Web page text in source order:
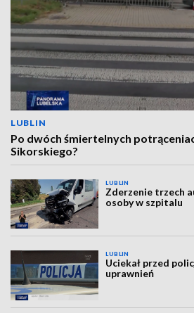
LUBLIN
Po dwóch śmiertelnych
Sikorskiego?
LUBLIN
Zderzenie trzech
osoby w szpitalu
LUBLIN
Uciekał przed
uprawnień